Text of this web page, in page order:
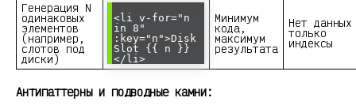
Генерация N
одинаковых
элементов
(например,
слотов под
диски)
<li v-for="n
in 8"
:key="n">Disk
Slot {{ n }}
</li>
Минимум
кода,
максимум
результата
Нет
только
индексы
Антипаттерны и подводные камни: